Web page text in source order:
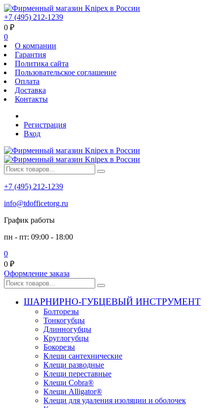
+7 (495) 212-1239
0 ₽
0
О компании
Гарантия
Политика сайта
Пользовательское соглашение
Оплата
Доставка
Контакты
Регистрация
Вход
+7 (495) 212-1239
info@tdofficetorg.ru
График работы
пн - пт: 09:00 - 18:00
0
0 ₽
Оформление заказа
ШАРНИРНО-ГУБЦЕВЫЙ ИНСТРУМЕНТ
Болторезы
Тонкогубцы
Длинногубцы
Круглогубцы
Бокорезы
Клещи сантехнические
Клещи разводные
Клещи переставные
Клещи Cobra®
Клещи Alligator®
Клещи для удаления изоляции и оболочек